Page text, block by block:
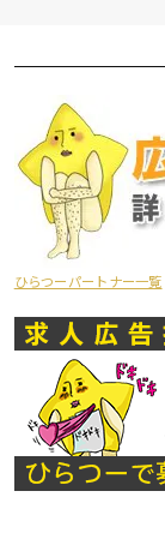
ひらつーパートナー一覧